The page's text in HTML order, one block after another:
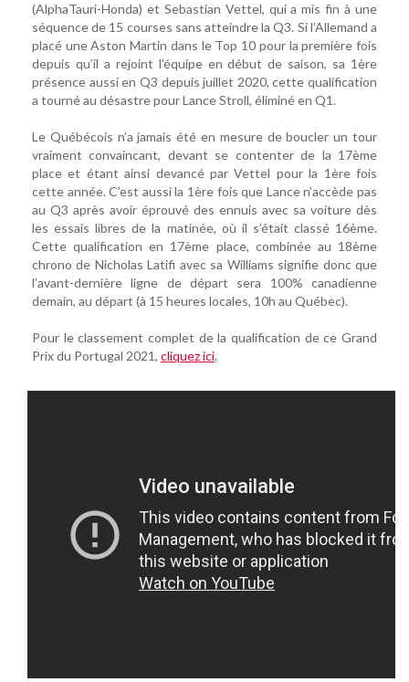
(AlphaTauri-Honda) et Sebastian Vettel, qui a mis fin à une
séquence de 15 courses sans atteindre la Q3. Si l’Allemand a
placé une Aston Martin dans le Top 10 pour la première fois
depuis qu’il a rejoint l’équipe en début de saison, sa 1ère
présence aussi en Q3 depuis juillet 2020, cette qualification
a tourné au désastre pour Lance Stroll, éliminé en Q1.
Le Québécois n’a jamais été en mesure de boucler un tour
vraiment convaincant, devant se contenter de la 17ème
place et étant ainsi devancé par Vettel pour la 1ère fois
cette année. C’est aussi la 1ère fois que Lance n’accède pas
au Q3 après avoir éprouvé des ennuis avec sa voiture dès
les essais libres de la matinée, où il s’était classé 16ème.
Cette qualification en 17ème place, combinée au 18ème
chrono de Nicholas Latifi avec sa Williams signifie donc que
l’avant-dernière ligne de départ sera 100% canadienne
demain, au départ (à 15 heures locales, 10h au Québec).
Pour le classement complet de la qualification de ce Grand
Prix du Portugal 2021, cliquez ici.